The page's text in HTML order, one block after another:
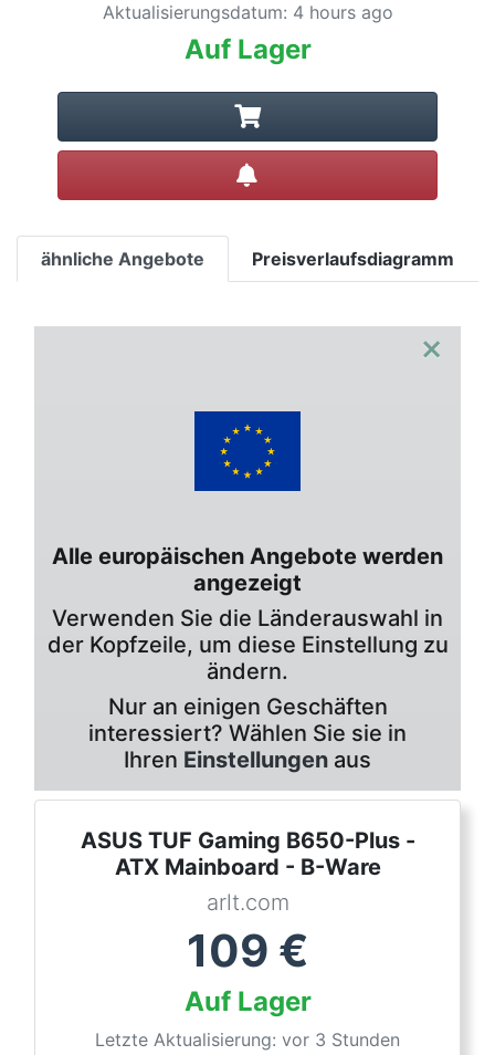
Aktualisierungsdatum: 4 hours ago
Auf Lager
ähnliche Angebote Preisverlaufsdiagramm
×
Alle europäischen Angebote werden
angezeigt
Verwenden Sie die Länderauswahl in
der Kopfzeile, um diese Einstellung zu
ändern.
Nur an einigen Geschäften
interessiert? Wählen Sie sie in
Ihren Einstellungen aus
ASUS TUF Gaming B650-Plus -
ATX Mainboard - B-Ware
arlt.com
109 €
Auf Lager
Letzte Aktualisierung: vor 3 Stunden